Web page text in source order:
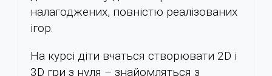
налагоджених, повністю реалізованих
ігор.
На курсі діти вчаться створювати 2D і
3D гри з нуля – знайомляться з